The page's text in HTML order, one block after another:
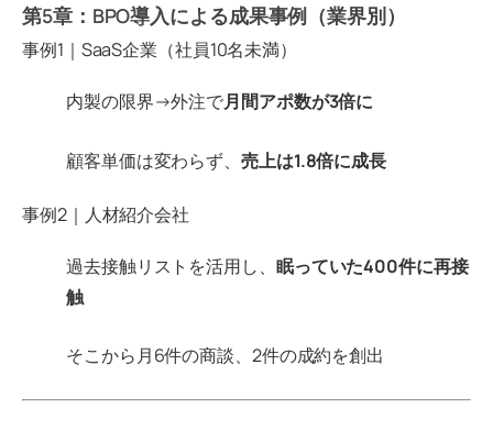
第5章：BPO導入による成果事例（業界別）
事例1｜SaaS企業（社員10名未満）
内製の限界→外注で月間アポ数が3倍に
顧客単価は変わらず、 売上は1.8倍に成長
事例2｜人材紹介会社
過去接触リストを活用し、 眠っていた400件に再接
触
そこから月6件の商談、2件の成約を創出